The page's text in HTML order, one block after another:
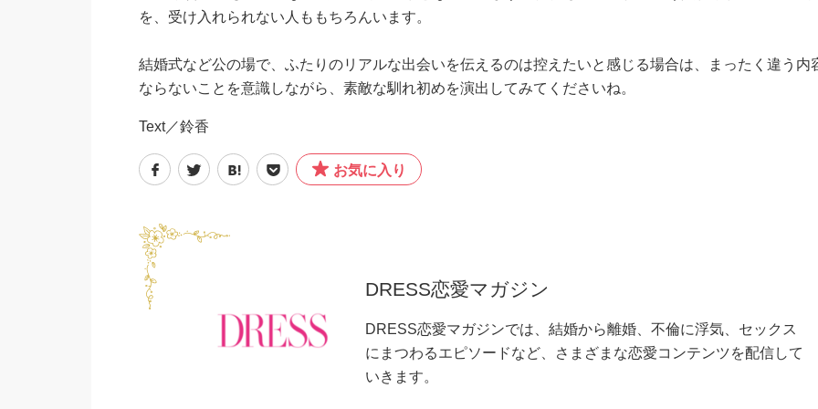
を、受け入れられない人ももちろんいます。
結婚式など公の場で、ふたりのリアルな出会いを伝えるのは控えたいと感じる場合は、まったく違う内
ならないことを意識しながら、素敵な馴れ初めを演出してみてくださいね。
Text／鈴香
お気に入り
DRESS恋愛マガジン
DRESS恋愛マガジンでは、結婚から離婚、不倫に浮気、セックス
にまつわるエピソードなど、さまざまな恋愛コンテンツを配信して
いきます。